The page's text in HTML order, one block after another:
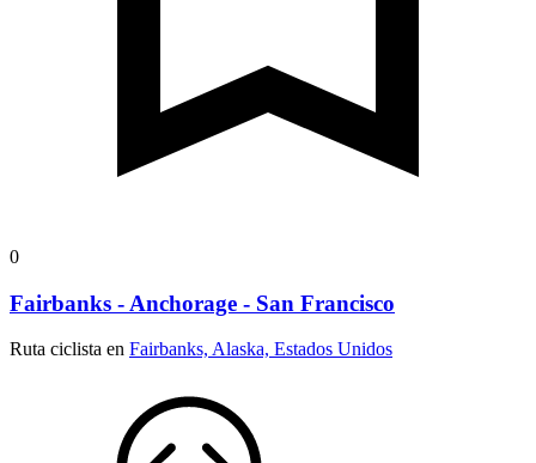
0
Fairbanks - Anchorage - San Francisco
Ruta ciclista en Fairbanks, Alaska, Estados Unidos